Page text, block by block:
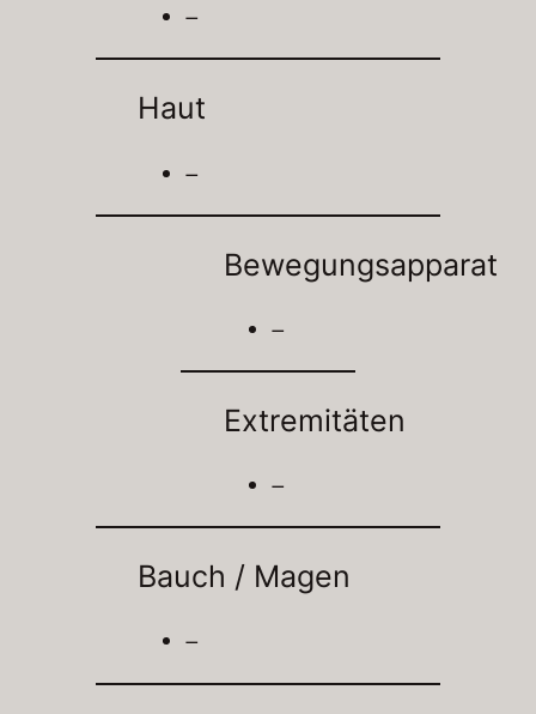
–
Haut
–
Bewegungsapparat
–
Extremitäten
–
Bauch / Magen
–